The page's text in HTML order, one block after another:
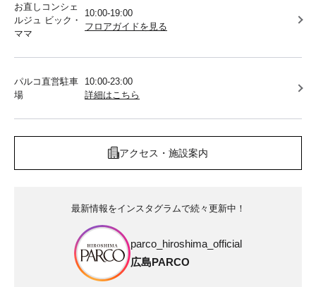
お直しコンシェ
ルジュ ビック・
ママ
10:00-19:00
フロアガイドを見る
パルコ直営駐車
場
10:00-23:00
詳細はこちら
アクセス・施設案内
最新情報をインスタグラムで続々更新中！
parco_hiroshima_official
広島PARCO